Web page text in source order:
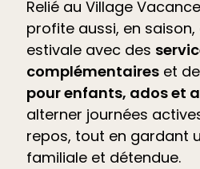
Relié au Village
profite aussi, en saison,
estivale avec des
complémentaires et
pour enfants, ados et
alterner journées
repos, tout en gardant
familiale et détendue.